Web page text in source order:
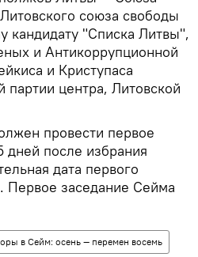
союза свободы
кандидату "Списка Литвы",
и Антикоррупционной
и Криступаса
партии центра, Литовской
провести первое
дней после избрания
дата первого
Первое заседание Сейма
в Сейм: осень — перемен восемь